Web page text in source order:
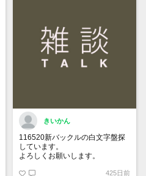
きいかん
116520新バックルの白文字盤探
しています。
よろしくお願いします。
425日前